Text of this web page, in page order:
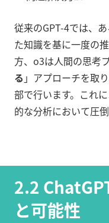
従来のGPT-4では、
た知識を基に一度の
方、o3は人間の思考
る 」アプローチを取
部で行います。これ
的な分析において圧
2.2
と可能性